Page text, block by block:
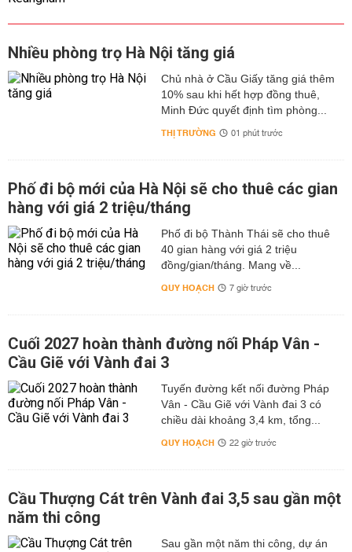
Nhiều phòng trọ Hà Nội tăng giá
Chủ nhà ở Cầu Giấy tăng giá thêm
10% sau khi hết hợp đồng thuê,
Minh Đức quyết định tìm phòng...
THỊ TRƯỜNG 01 phút trước
Phố đi bộ mới của Hà Nội sẽ cho thuê các gian
hàng với giá 2 triệu/tháng
Phố đi bộ Thành Thái sẽ cho thuê
40 gian hàng với giá 2 triệu
đồng/gian/tháng. Mang về...
QUY HOẠCH 7 giờ trước
Cuối 2027 hoàn thành đường nối Pháp Vân -
Cầu Giẽ với Vành đai 3
Tuyến đường kết nối đường Pháp
Vân - Cầu Giẽ với Vành đai 3 có
chiều dài khoảng 3,4 km, tổng...
QUY HOẠCH 22 giờ trước
Cầu Thượng Cát trên Vành đai 3,5 sau gần một
năm thi công
Sau gần một năm thi công, dự án